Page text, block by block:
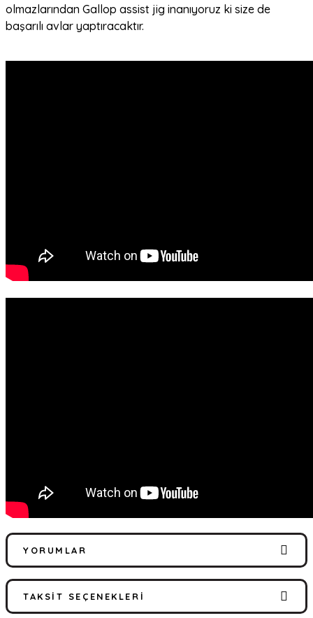
olmazlarından Gallop assist jig inanıyoruz ki size de
başarılı avlar yaptıracaktır.
YORUMLAR
Bu ürüne ilk yorumu siz yapın!
TAKSIT SEÇENEKLERI